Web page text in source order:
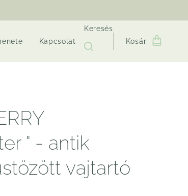
Kapcsolat
Keresés
Kosár
" - antik
vajtartó